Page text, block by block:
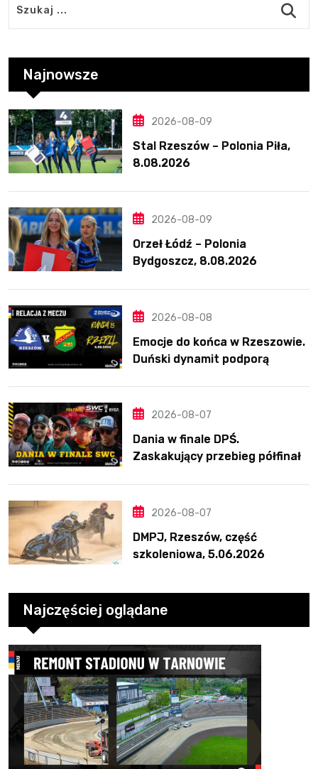
Najnowsze
2026-08-09
Stal Rzeszów – Polonia Piła,
8.08.2026
2026-08-09
Orzeł Łódź – Polonia
Bydgoszcz, 8.08.2026
2026-08-08
Emocje do końca w Rzeszowie.
Duński dynamit podporą
2026-08-07
Dania w finale DPŚ.
Zaskakujący przebieg półfinału
2026-08-07
DMPJ, Rzeszów, część
szkoleniowa, 5.06.2026
Najczęściej oglądane